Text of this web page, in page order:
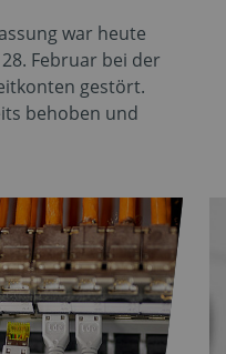
war heute
Februar bei der
gestört.
behoben und